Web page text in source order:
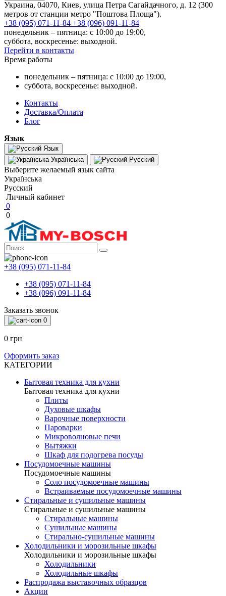
Украина, 04070, Киев, улица Петра Сагайдачного, д. 12 (300
метров от станции метро "Поштова Площа").
+38 (095) 071-11-84 +38 (096) 091-11-84
понедельник – пятница: с 10:00 до 19:00,
суббота, воскресенье: выходной.
Перейти в контакты
Время работы
понедельник – пятница: с 10:00 до 19:00,
суббота, воскресенье: выходной.
Контакты
Доставка/Оплата
Блог
Язык
Язык
Українська
Русский
Выберите желаемый язык сайта
Українська
Русский
Личный кабинет
0
0
+38 (095) 071-11-84
+38 (095) 071-11-84
+38 (096) 091-11-84
Заказать звонок
0
0 грн
Оформить заказ
КАТЕГОРИИ
Бытовая техника для кухни
Бытовая техника для кухни
Плиты
Духовые шкафы
Варочные поверхности
Пароварки
Микроволновые печи
Вытяжки
Шкаф для подогрева посуды
Посудомоечные машины
Посудомоечные машины
Соло посудомоечные машины
Встраиваемые посудомоечные машины
Стиральные и сушильные машины
Стиральные и сушильные машины
Стиральные машины
Сушильные машины
Стирально-сушильные машины
Холодильники и морозильные шкафы
Холодильники и морозильные шкафы
Холодильники
Холодильные шкафы
Распродажа выставочных образцов
Акции